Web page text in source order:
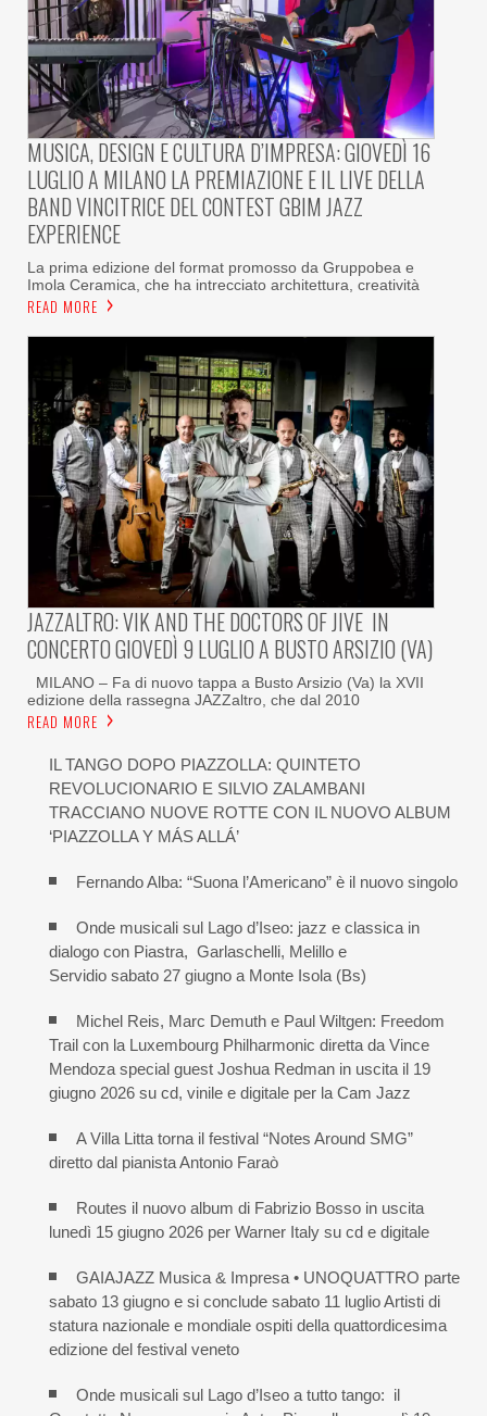
MUSICA, DESIGN E CULTURA D’IMPRESA: GIOVEDÌ 16
LUGLIO A MILANO LA PREMIAZIONE E IL LIVE DELLA
BAND VINCITRICE DEL CONTEST GBIM JAZZ
EXPERIENCE
La prima edizione del format promosso da Gruppobea e
Imola Ceramica, che ha intrecciato architettura, creatività
READ MORE
JAZZALTRO: VIK AND THE DOCTORS OF JIVE IN
CONCERTO GIOVEDÌ 9 LUGLIO A BUSTO ARSIZIO (VA)
MILANO – Fa di nuovo tappa a Busto Arsizio (Va) la XVII
edizione della rassegna JAZZaltro, che dal 2010
READ MORE
IL TANGO DOPO PIAZZOLLA: QUINTETO
REVOLUCIONARIO E SILVIO ZALAMBANI
TRACCIANO NUOVE ROTTE CON IL NUOVO ALBUM
‘PIAZZOLLA Y MÁS ALLÁ’
Fernando Alba: “Suona l’Americano” è il nuovo singolo
Onde musicali sul Lago d’Iseo: jazz e classica in
dialogo con Piastra, Garlaschelli, Melillo e
Servidio sabato 27 giugno a Monte Isola (Bs)
Michel Reis, Marc Demuth e Paul Wiltgen: Freedom
Trail con la Luxembourg Philharmonic diretta da Vince
Mendoza special guest Joshua Redman in uscita il 19
giugno 2026 su cd, vinile e digitale per la Cam Jazz
A Villa Litta torna il festival “Notes Around SMG”
diretto dal pianista Antonio Faraò
Routes il nuovo album di Fabrizio Bosso in uscita
lunedì 15 giugno 2026 per Warner Italy su cd e digitale
GAIAJAZZ Musica & Impresa • UNOQUATTRO parte
sabato 13 giugno e si conclude sabato 11 luglio Artisti di
statura nazionale e mondiale ospiti della quattordicesima
edizione del festival veneto
Onde musicali sul Lago d’Iseo a tutto tango: il